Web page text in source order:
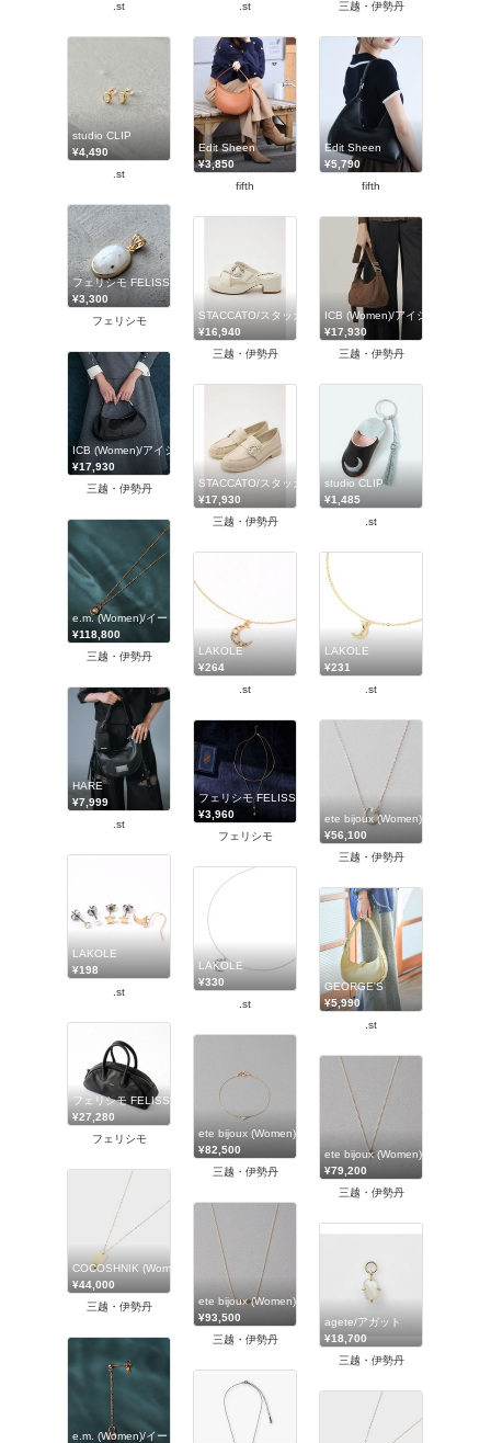
.st .st 三越・伊勢丹
studio CLIP
¥4,490
.st
Edit Sheen
¥3,850
fifth
Edit Sheen
¥5,790
fifth
フェリシモ FELISSIMO
¥3,300
フェリシモ
STACCATO/スタッカート
¥16,940
三越・伊勢丹
ICB (Women)/アイシービー
¥17,930
三越・伊勢丹
ICB (Women)/アイシービー
¥17,930
三越・伊勢丹
STACCATO/スタッカート
¥17,930
三越・伊勢丹
studio CLIP
¥1,485
.st
e.m. (Women)/イー・エム
¥118,800
三越・伊勢丹
LAKOLE
¥264
.st
LAKOLE
¥231
.st
HARE
¥7,999
.st
フェリシモ FELISSIMO
¥3,960
フェリシモ
ete bijoux (Women)/エテ ビジュ
¥56,100
三越・伊勢丹
LAKOLE
¥198
.st
LAKOLE
¥330
.st
GEORGE'S
¥5,990
.st
フェリシモ FELISSIMO
¥27,280
フェリシモ
ete bijoux (Women)/エテ ビジュー
¥82,500
三越・伊勢丹
ete bijoux (Women)/エテ ビジュ
¥79,200
三越・伊勢丹
COCOSHNIK (Women)/ココシュニック
¥44,000
三越・伊勢丹
ete bijoux (Women)/エテ ビジュー
¥93,500
三越・伊勢丹
agete/アガット
¥18,700
三越・伊勢丹
e.m. (Women)/イー・エム